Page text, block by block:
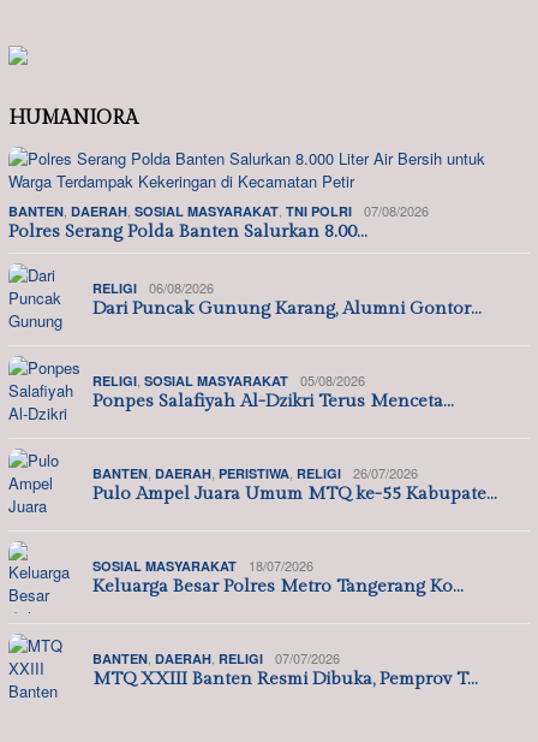
HUMANIORA
BANTEN DAERAH SOSIAL MASYARAKAT TNI POLRI 07/08/2026
Polres Serang Polda Banten Salurkan 8.00…
RELIGI 06/08/2026
Dari Puncak Gunung Karang, Alumni Gontor…
RELIGI SOSIAL MASYARAKAT 05/08/2026
Ponpes Salafiyah Al-Dzikri Terus Menceta…
BANTEN DAERAH PERISTIWA RELIGI 26/07/2026
Pulo Ampel Juara Umum MTQ ke-55 Kabupate…
SOSIAL MASYARAKAT 18/07/2026
Keluarga Besar Polres Metro Tangerang Ko…
BANTEN DAERAH RELIGI 07/07/2026
MTQ XXIII Banten Resmi Dibuka, Pemprov T…